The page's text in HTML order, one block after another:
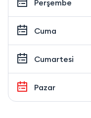
Perşembe
Cuma
Cumartesi
Pazar